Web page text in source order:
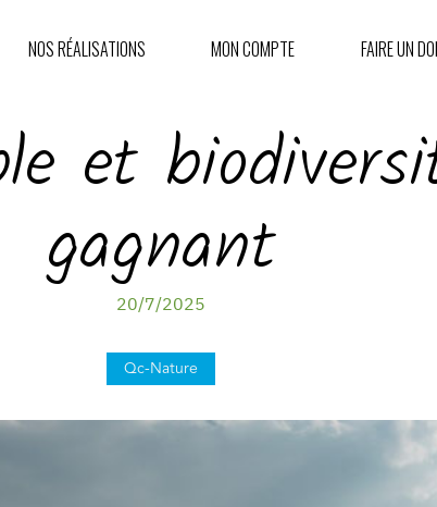
NOS RÉALISATIONS MON COMPTE FAIRE UN
et
gagnant
20/7/2025
Qc-Nature